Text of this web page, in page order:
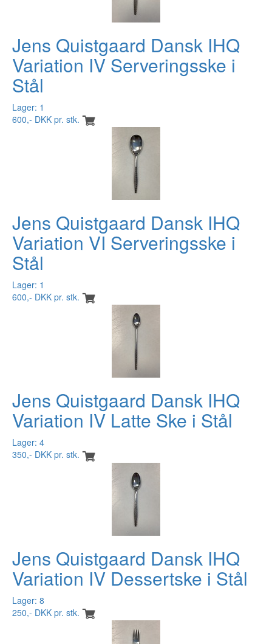
Jens Quistgaard Dansk IHQ
Variation IV Serveringsske i
Stål
Lager: 1
600,- DKK pr. stk.
Jens Quistgaard Dansk IHQ
Variation VI Serveringsske i
Stål
Lager: 1
600,- DKK pr. stk.
Jens Quistgaard Dansk IHQ
Variation IV Latte Ske i Stål
Lager: 4
350,- DKK pr. stk.
Jens Quistgaard Dansk IHQ
Variation IV Dessertske i Stål
Lager: 8
250,- DKK pr. stk.